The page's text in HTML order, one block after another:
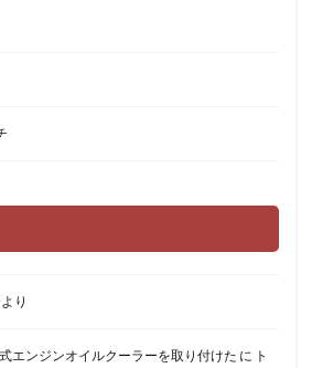
より
エンジンオイルクーラーを取り付けた に ト